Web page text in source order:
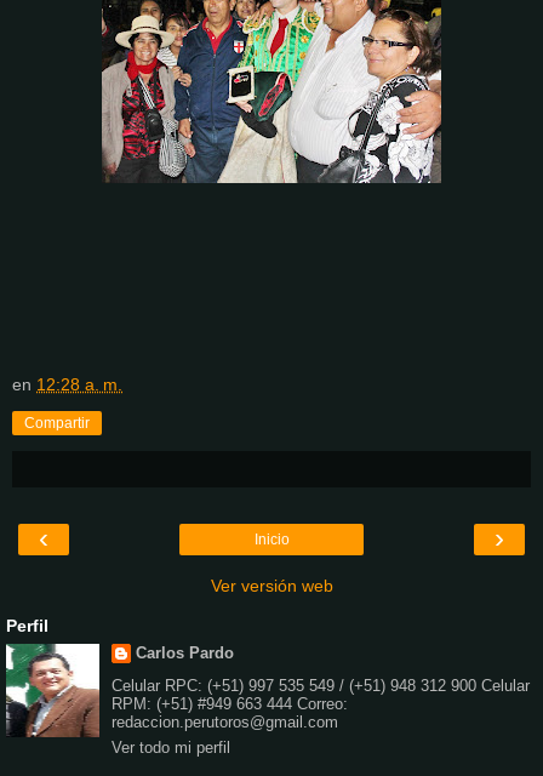
en 12:28 a. m.
Compartir
‹ ›
Inicio
Ver versión web
Perfil
Carlos Pardo
Celular RPC: (+51) 997 535 549 / (+51) 948 312 900 Celular
RPM: (+51) #949 663 444 Correo:
redaccion.perutoros@gmail.com
Ver todo mi perfil